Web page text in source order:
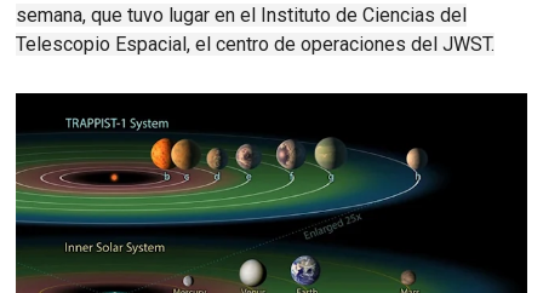
semana, que tuvo lugar en el Instituto de Ciencias del
Telescopio Espacial, el centro de operaciones del JWST.